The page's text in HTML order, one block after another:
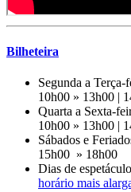
Bilheteira
Segunda a Terça-
10h00 » 13h00 |
Quarta a Sexta-
10h00 » 13h00 |
Sábados e
15h00 » 18h00
Dias de espetáculo
horário mais